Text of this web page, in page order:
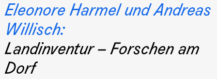
Eleonore Harmel und Andreas
Willisch:
Landinventur – Forschen am
Dorf